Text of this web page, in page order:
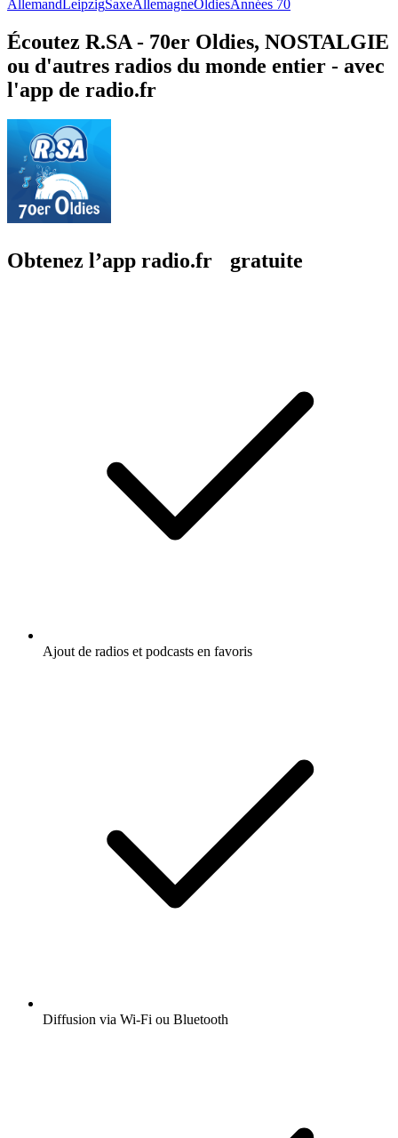
AllemandLeipzigSaxeAllemagneOldiesAnnées 70
Écoutez R.SA - 70er Oldies, NOSTALGIE
ou d'autres radios du monde entier - avec
l'app de radio.fr
Obtenez l’app radio.fr gratuite
Ajout de radios et podcasts en favoris
Diffusion via Wi-Fi ou Bluetooth